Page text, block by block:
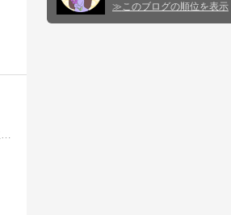
≫ このブログの順位を表示